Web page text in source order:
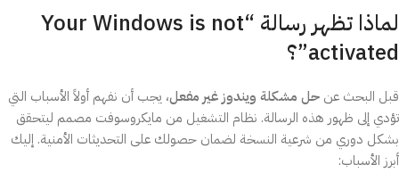
لماذا تظهر رسالة “Your Windows is not
activated”؟
قبل البحث عن حل مشكلة ويندوز غير مفعل، يجب أن نفهم أولاً الأسباب التي
تؤدي إلى ظهور هذه الرسالة. نظام التشغيل من مايكروسوفت مصمم ليتحقق
بشكل دوري من شرعية النسخة لضمان حصولك على التحديثات الأمنية. إليك
أبرز الأسباب: